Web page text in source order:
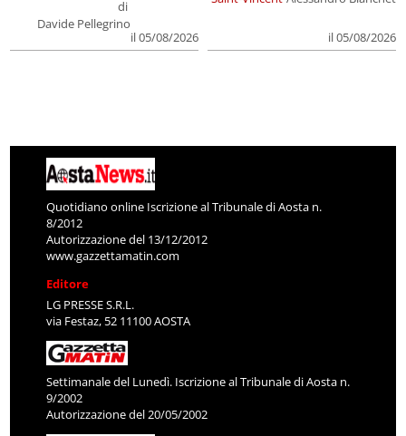
di
Davide Pellegrino
il 05/08/2026
il 05/08/2026
Quotidiano online Iscrizione al Tribunale di Aosta n.
8/2012
Autorizzazione del 13/12/2012
www.gazzettamatin.com
Editore
LG PRESSE S.R.L.
via Festaz, 52 11100 AOSTA
Settimanale del Lunedì. Iscrizione al Tribunale di Aosta n.
9/2002
Autorizzazione del 20/05/2002